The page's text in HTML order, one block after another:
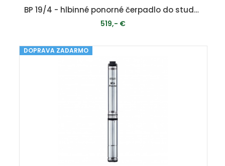
BP 19/4 - hlbinné ponorné čerpadlo do studní a vrtov
519,- €
PRIDAŤ DO KOŠÍKA
DOPRAVA ZADARMO